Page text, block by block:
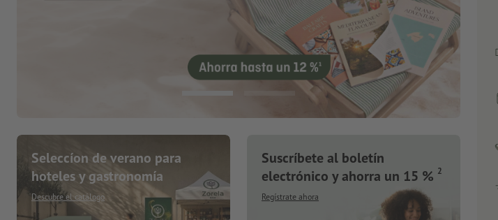
Seleccíon de verano para
hoteles y gastronomía
Descubre el catálogo
Suscríbete al boletín
electrónico y ahorra un 15 % 2
Regístrate ahora